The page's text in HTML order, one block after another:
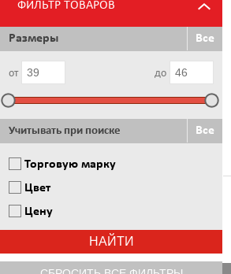
ФИЛЬТР ТОВАРОВ
Размеры Все
от до
Учитывать при поиске Все
Торговую марку
Цвет
Цену